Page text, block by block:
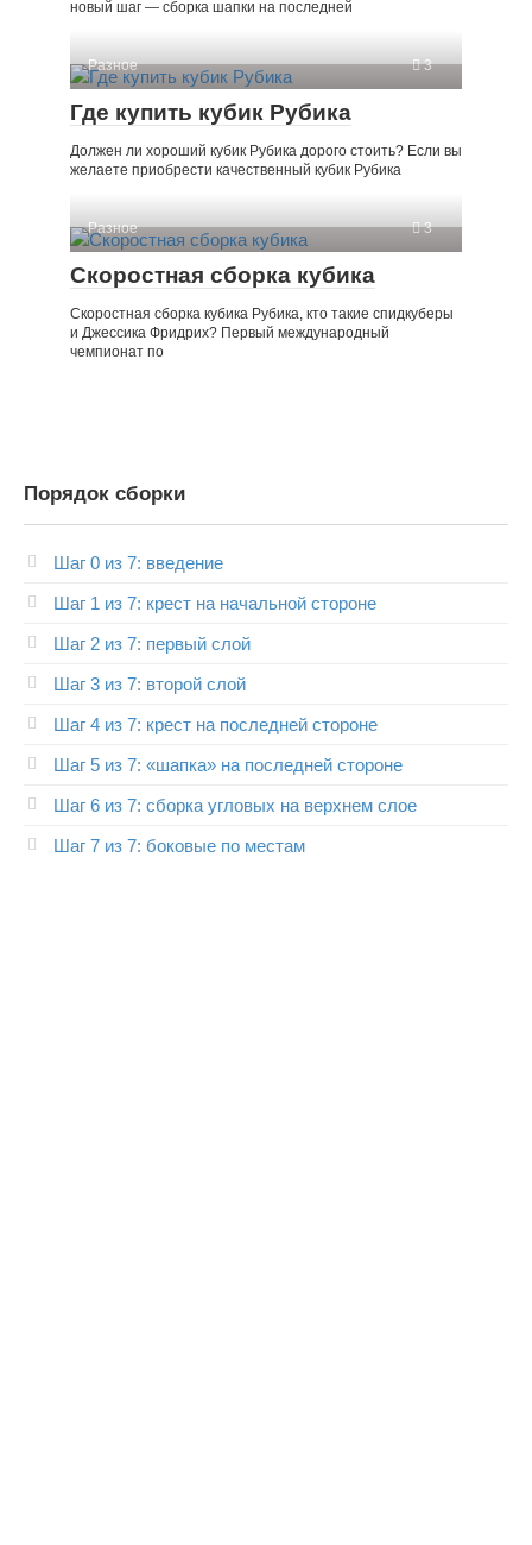
новый шаг — сборка шапки на последней
Разное 3
Где купить кубик Рубика
Должен ли хороший кубик Рубика дорого стоить? Если вы
желаете приобрести качественный кубик Рубика
Разное 3
Скоростная сборка кубика
Скоростная сборка кубика Рубика, кто такие спидкуберы
и Джессика Фридрих? Первый международный
чемпионат по
Порядок сборки
Шаг 0 из 7: введение
Шаг 1 из 7: крест на начальной стороне
Шаг 2 из 7: первый слой
Шаг 3 из 7: второй слой
Шаг 4 из 7: крест на последней стороне
Шаг 5 из 7: «шапка» на последней стороне
Шаг 6 из 7: сборка угловых на верхнем слое
Шаг 7 из 7: боковые по местам